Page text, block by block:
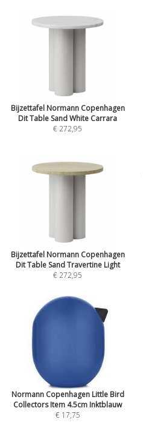
Bijzettafel Normann Copenhagen
Dit Table Sand White Carrara
€ 272,95
Bijzettafel Normann Copenhagen
Dit Table Sand Travertine Light
€ 272,95
Normann Copenhagen Little Bird
Collectors Item 4.5cm Inktblauw
€ 17,75